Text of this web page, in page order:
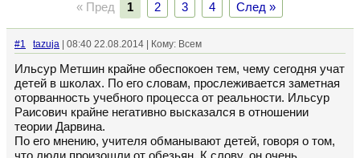
« Пред 1 2 3 4 След »
#1 tazuja | 08:40 22.08.2014 | Кому: Всем
Ильсур Метшин крайне обеспокоен тем, чему сегодня учат
детей в школах. По его словам, прослеживается заметная
оторванность учебного процесса от реальности. Ильсур
Раисович крайне негативно высказался в отношении
теории Дарвина.
По его мнению, учителя обманывают детей, говоря о том,